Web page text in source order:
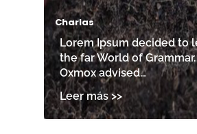
Charlas
Lorem Ipsum decided to
the far World of
Oxmox advised…